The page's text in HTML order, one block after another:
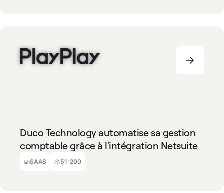
Duco Technology automatise sa gestion
comptable grâce à l'intégration Netsuite
SAAS 51-200
Amandine
Comptable à temps partiel